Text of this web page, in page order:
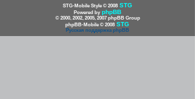
STG-Mobile Style © 2008 STG
Powered by phpBB
© 2000, 2002, 2005, 2007 phpBB Group
phpBB-Mobile © 2008 STG
Русская поддержка phpBB